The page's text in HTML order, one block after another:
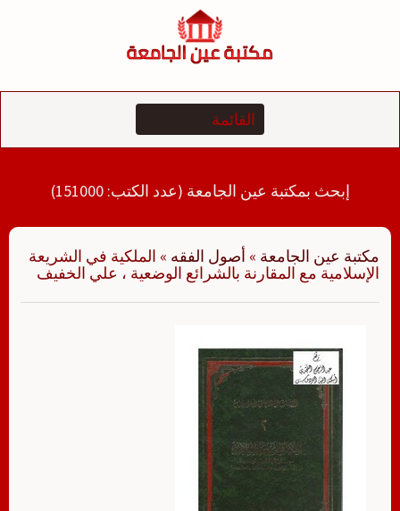
إبحث بمكتبة عين الجامعة (عدد الكتب: 151000)
مكتبة عين الجامعة » أصول الفقه » الملكية في الشريعة
الإسلامية مع المقارنة بالشرائع الوضعية ، علي الخفيف